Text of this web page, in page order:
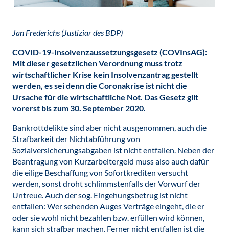
Jan Frederichs (Justiziar des BDP)
COVID-19-Insolvenzaussetzungsgesetz (COVInsAG):
Mit dieser gesetzlichen Verordnung muss trotz
wirtschaftlicher Krise kein Insolvenzantrag gestellt
werden, es sei denn die Coronakrise ist nicht die
Ursache für die wirtschaftliche Not. Das Gesetz gilt
vorerst bis zum 30. September 2020.
Bankrottdelikte sind aber nicht ausgenommen, auch die
Strafbarkeit der Nichtabführung von
Sozialversicherungsabgaben ist nicht entfallen. Neben der
Beantragung von Kurzarbeitergeld muss also auch dafür
die eilige Beschaffung von Sofortkrediten versucht
werden, sonst droht schlimmstenfalls der Vorwurf der
Untreue. Auch der sog. Eingehungsbetrug ist nicht
entfallen: Wer sehenden Auges Verträge eingeht, die er
oder sie wohl nicht bezahlen bzw. erfüllen wird können,
kann sich strafbar machen. Ferner nicht entfallen ist die